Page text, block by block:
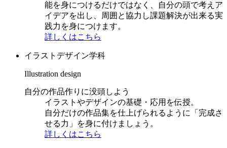
能を身につけるだけではなく、自分の頭で考えア
イデアを出し、周囲と協力し課題解決が出来る実
践力を身につけます。
詳しくはこちら
イラストデザイン学科
Illustration design
自分の作品作りに没頭しよう
イラストやデザインの基礎・応用を伝授。
自分だけの作品集を仕上げられるように「完成さ
せる力」を身に付けましょう。
詳しくはこちら